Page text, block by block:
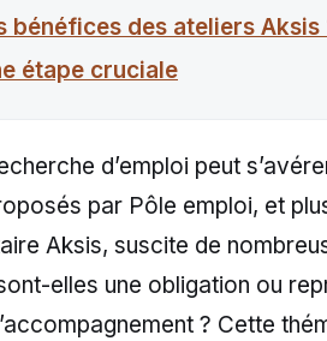
bénéfices des ateliers Aksis
étape cruciale
d’emploi peut
par Pôle emploi, et
Aksis, suscite de
elles une obligation ou
? Cette